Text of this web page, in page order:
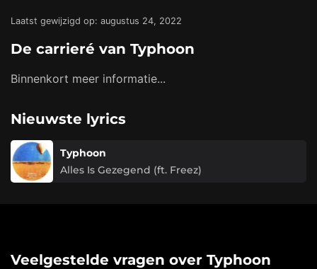
Laatst gewijzigd op: augustus 24, 2022
De carrieré van Typhoon
Binnenkort meer informatie...
Nieuwste lyrics
Typhoon
Alles Is Gezegend (ft. Freez)
Veelgestelde vragen over Typhoon